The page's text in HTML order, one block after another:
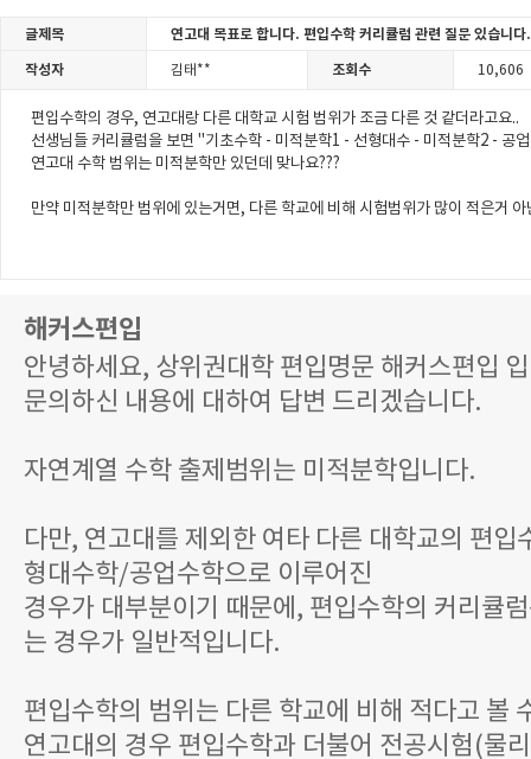
글제목 연고대 목표로 합니다. 편입수학 커리큘럼 관련 질문 있습니다.
작성자 김태** 조회수 10,606
편입수학의 경우, 연고대랑 다른 대학교 시험 범위가 조금 다른 것 같더라고요..
선생님들 커리큘럼을 보면 "기초수학 - 미적분학1 - 선형대수 - 미적분학2 - 공
연고대 수학 범위는 미적분학만 있던데 맞나요???
만약 미적분학만 범위에 있는거면, 다른 학교에 비해 시험범위가 많이 적은거
해커스편입
안녕하세요, 상위권대학 편입명문 해커스편입
문의하신 내용에 대하여 답변 드리겠습니다.
자연계열 수학 출제범위는 미적분학입니다.
다만, 연고대를 제외한 여타 다른 대학교의 편
형대수학/공업수학으로 이루어진
경우가 대부분이기 때문에, 편입수학의 커리큘
는 경우가 일반적입니다.
편입수학의 범위는 다른 학교에 비해 적다고 볼
연고대의 경우 편입수학과 더불어 전공시험(물